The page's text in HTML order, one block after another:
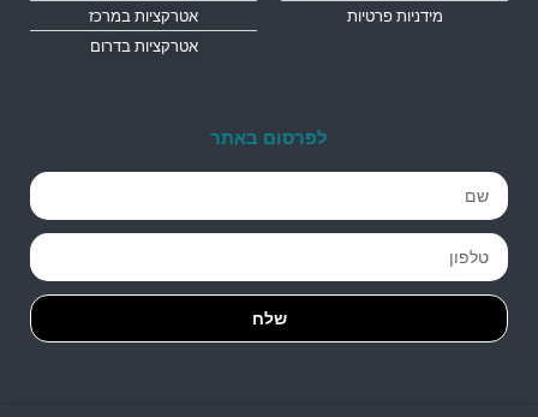
מידניות פרטיות
אטרקציות במרכז
אטרקציות בדרום
לפרסום באתר
שלח